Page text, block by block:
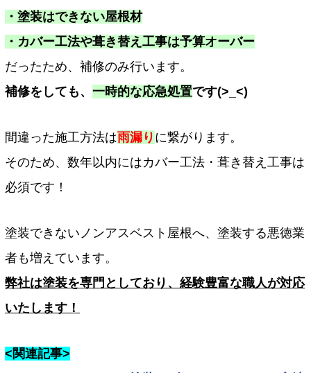
・塗装はできない屋根材
・カバー工法や葺き替え工事は予算オーバー
だったため、補修のみ行います。
補修をしても、 一時的な応急処置です(>_<)
間違った施工方法は雨漏り に繋がります。
そのため、数年以内にはカバー工法・葺き替え工事は
必須です！
塗装できないノンアスベスト屋根へ、塗装する悪徳業
者も増えています。
弊社は塗装を専門としており、経験豊富な職人が対応
いたします！
<関連記事>